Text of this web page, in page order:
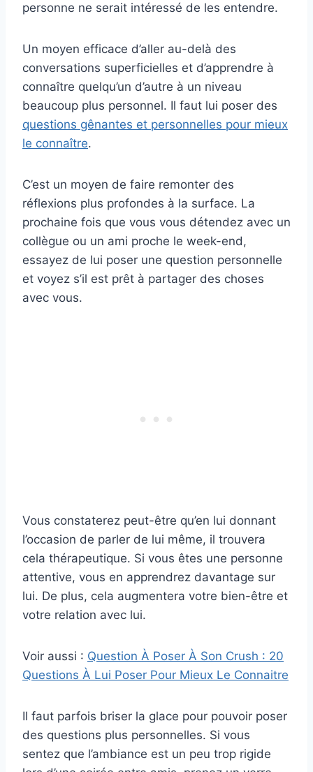
personne ne serait intéressé de les entendre.
Un moyen efficace d’aller au-delà des
conversations superficielles et d’apprendre à
connaître quelqu’un d’autre à un niveau
beaucoup plus personnel. Il faut lui poser des
questions gênantes et personnelles pour mieux
le connaître.
C’est un moyen de faire remonter des
réflexions plus profondes à la surface. La
prochaine fois que vous vous détendez avec un
collègue ou un ami proche le week-end,
essayez de lui poser une question personnelle
et voyez s’il est prêt à partager des choses
avec vous.
Vous constaterez peut-être qu’en lui donnant
l’occasion de parler de lui même, il trouvera
cela thérapeutique. Si vous êtes une personne
attentive, vous en apprendrez davantage sur
lui. De plus, cela augmentera votre bien-être et
votre relation avec lui.
Voir aussi : Question À Poser À Son Crush : 20
Questions À Lui Poser Pour Mieux Le Connaitre
Il faut parfois briser la glace pour pouvoir poser
des questions plus personnelles. Si vous
sentez que l’ambiance est un peu trop rigide